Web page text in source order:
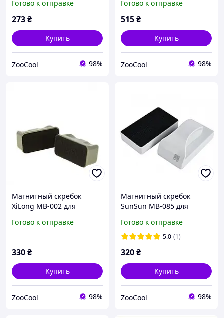
Готово к отправке
273₴
Купить
ZooCool 98%
SC-10, 65 см
Готово к отправке
515₴
Купить
ZooCool 98%
Магнитный скребок
XiLong MB-002 для
стекла 5-6 мм
Готово к отправке
330₴
Купить
ZooCool 98%
Магнитный скребок
SunSun MB-085 для
стекла 10 мм
Готово к отправке
5.0 (1)
320₴
Купить
ZooCool 98%